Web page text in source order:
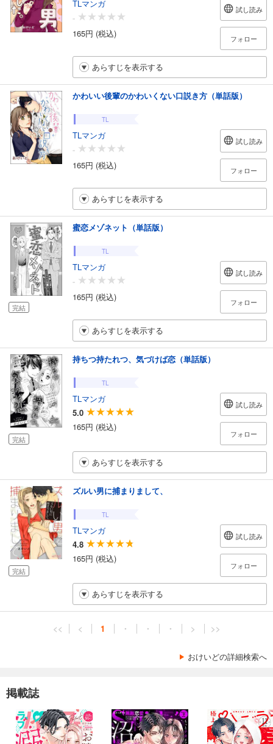
TLマンガ
-
165円 (税込)
試し読み
フォロー
あらすじを表示する
かわいい後輩のかわいくない口説き方（単話版）
TL
TLマンガ
-
165円 (税込)
試し読み
フォロー
あらすじを表示する
完結
蜜恋メゾネット（単話版）
TL
TLマンガ
-
165円 (税込)
試し読み
フォロー
あらすじを表示する
完結
持ちつ持たれつ、気づけば恋（単話版）
TL
TLマンガ
5.0
165円 (税込)
試し読み
フォロー
あらすじを表示する
完結
ズルい男に捕まりまして、
TL
TLマンガ
4.8
165円 (税込)
試し読み
フォロー
あらすじを表示する
<< < 1 ・ ・ ・ > >>
おけいどの詳細検索へ
掲載誌